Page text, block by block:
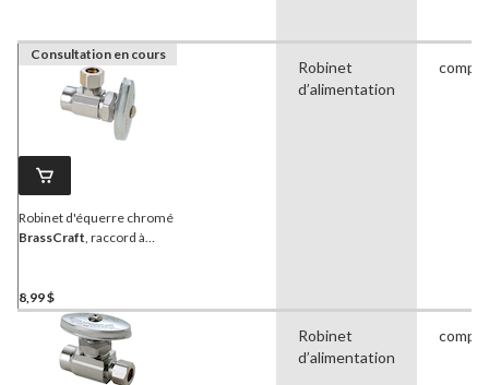
Consultation en cours
Robinet d'équerre chromé
BrassCraft, raccord à
3/8 po DE
8,99 $
Robinet
d’alimentation
Robinet
d’alimentation